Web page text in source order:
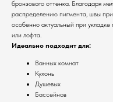
бронзового оттенка. Благодаря
распределению пигмента, швы
особенно актуальный при
или лофта.
Идеально подходит для:
Ванных комнат
Кухонь
Душевых
Бассейнов